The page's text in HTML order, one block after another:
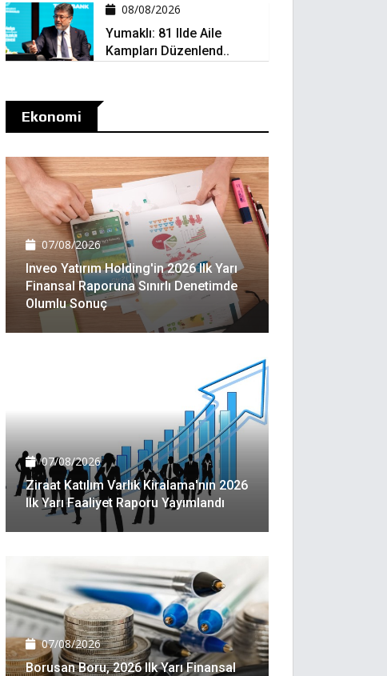
08/08/2026
Yumaklı: 81 Ilde Aile
Kampları Düzenlend..
Ekonomi
07/08/2026
Inveo Yatırım Holding'in 2026 Ilk Yarı
Finansal Raporuna Sınırlı Denetimde
Olumlu Sonuç
07/08/2026
Ziraat Katılım Varlık Kiralama'nın 2026
Ilk Yarı Faaliyet Raporu Yayımlandı
07/08/2026
Borusan Boru, 2026 Ilk Yarı Finansal